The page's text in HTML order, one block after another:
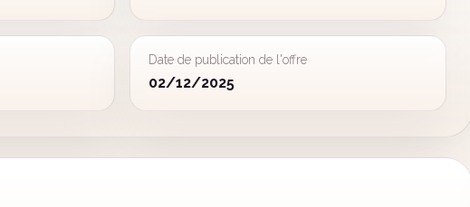
Date de publication de l'offre
02/12/2025